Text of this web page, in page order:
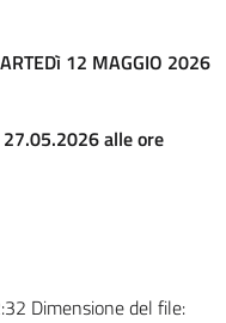
12 MAGGIO 2026
27.05.2026 alle ore
Dimensione del file: